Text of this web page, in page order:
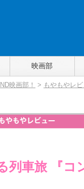
映画部
映画部！ > もやもやレ
列車旅 『コ